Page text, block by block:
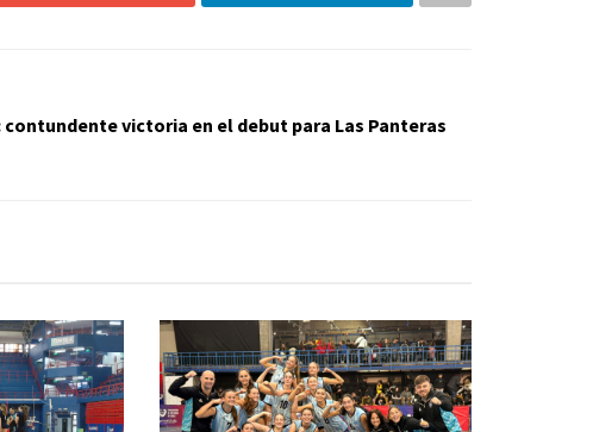
contundente victoria en el debut para Las Panteras